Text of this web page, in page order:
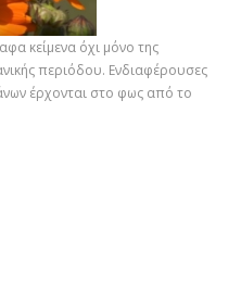
κείμενα όχι μόνο της
περιόδου. Ενδιαφέρουσες
έρχονται στο φως από το